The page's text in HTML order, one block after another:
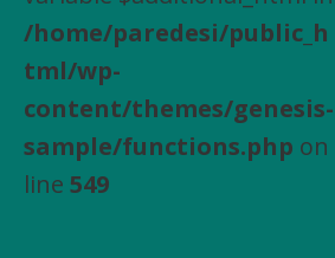
Actividades
especializadas
de
construção,
Arrendamento
/home/paredesi/public_h
tml/wp-
content/themes/genesis-
sample/functions.php on
line 549